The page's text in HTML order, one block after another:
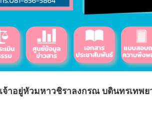
จ้าอยู่หัวมหาวชิราลงกรณ บดินทรเทพย